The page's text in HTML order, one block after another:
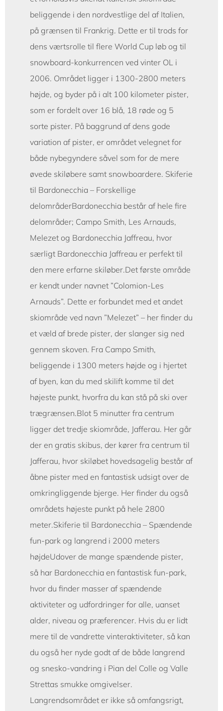
beliggende i den nordvestlige del af Italien,
på grænsen til Frankrig. Dette er til trods for
dens værtsrolle til flere World Cup løb og til
snowboard-konkurrencen ved vinter OL i
2006. Området ligger i 1300-2800 meters
højde, og byder på i alt 100 kilometer pister,
som er fordelt over 16 blå, 18 røde og 5
sorte pister. På baggrund af dens gode
variation af pister, er området velegnet for
både nybegyndere såvel som for de mere
øvede skiløbere samt snowboardere. Skiferie
til Bardonecchia – Forskellige
delområderBardonecchia består af hele fire
delområder; Campo Smith, Les Arnauds,
Melezet og Bardonecchia Jaffreau, hvor
særligt Bardonecchia Jaffreau er perfekt til
den mere erfarne skiløber.Det første område
er kendt under navnet ”Colomion-Les
Arnauds”. Dette er forbundet med et andet
skiområde ved navn ”Melezet” – her finder du
et væld af brede pister, der slanger sig ned
gennem skoven. Fra Campo Smith,
beliggende i 1300 meters højde og i hjertet
af byen, kan du med skilift komme til det
højeste punkt, hvorfra du kan stå på ski over
trægrænsen.Blot 5 minutter fra centrum
ligger det tredje skiområde, Jafferau. Her går
der en gratis skibus, der kører fra centrum til
Jafferau, hvor skiløbet hovedsagelig består af
åbne pister med en fantastisk udsigt over de
omkringliggende bjerge. Her finder du også
områdets højeste punkt på hele 2800
meter.Skiferie til Bardonecchia – Spændende
fun-park og langrend i 2000 meters
højdeUdover de mange spændende pister,
så har Bardonecchia en fantastisk fun-park,
hvor du finder masser af spændende
aktiviteter og udfordringer for alle, uanset
alder, niveau og præferencer. Hvis du er lidt
mere til de vandrette vinteraktiviteter, så kan
du også her nyde godt af de både langrend
og snesko-vandring i Pian del Colle og Valle
Strettas smukke omgivelser.
Langrendsområdet er ikke så omfangsrigt,